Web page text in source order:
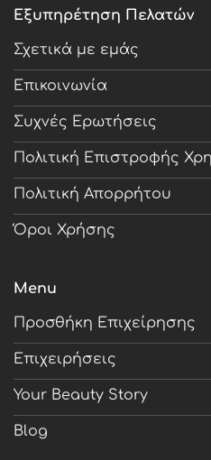
Εξυπηρέτηση Πελατών
Σχετικά με εμάς
Επικοινωνία
Συχνές Ερωτήσεις
Πολιτική Επιστροφής
Πολιτική Απορρήτου
Όροι Χρήσης
Menu
Προσθήκη Επιχείρησης
Επιχειρήσεις
Your Beauty Story
Blog